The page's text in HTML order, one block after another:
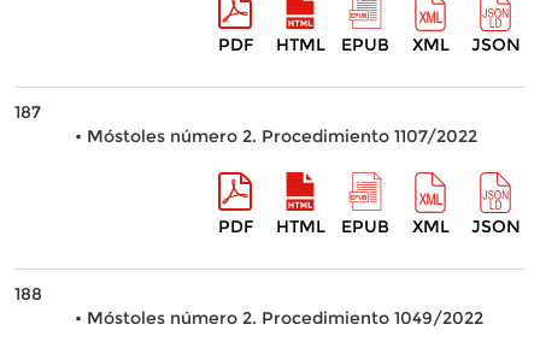
PDF HTML EPUB XML JSON
187
• Móstoles número 2. Procedimiento 1107/2022
PDF HTML EPUB XML JSON
188
• Móstoles número 2. Procedimiento 1049/2022